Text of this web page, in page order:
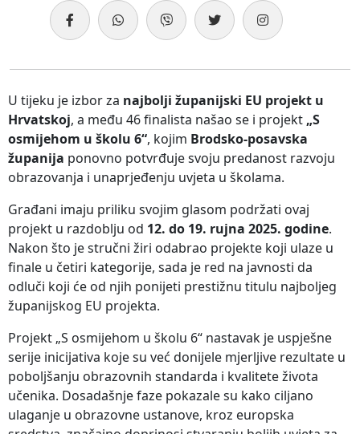
U tijeku je izbor za najbolji županijski EU projekt u
Hrvatskoj, a među 46 finalista našao se i projekt „S
osmijehom u školu 6“, kojim Brodsko-posavska
županija ponovno potvrđuje svoju predanost razvoju
obrazovanja i unaprjeđenju uvjeta u školama.
Građani imaju priliku svojim glasom podržati ovaj
projekt u razdoblju od 12. do 19. rujna 2025. godine.
Nakon što je stručni žiri odabrao projekte koji ulaze u
finale u četiri kategorije, sada je red na javnosti da
odluči koji će od njih ponijeti prestižnu titulu najboljeg
županijskog EU projekta.
Projekt „S osmijehom u školu 6“ nastavak je uspješne
serije inicijativa koje su već donijele mjerljive rezultate u
poboljšanju obrazovnih standarda i kvalitete života
učenika. Dosadašnje faze pokazale su kako ciljano
ulaganje u obrazovne ustanove, kroz europska